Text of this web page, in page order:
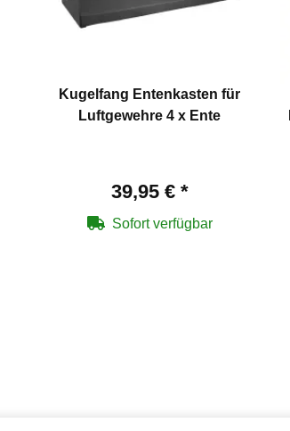
Kugelfang Entenkasten für
Luftgewehre 4 x Ente
39,95 € *
Sofort verfügbar